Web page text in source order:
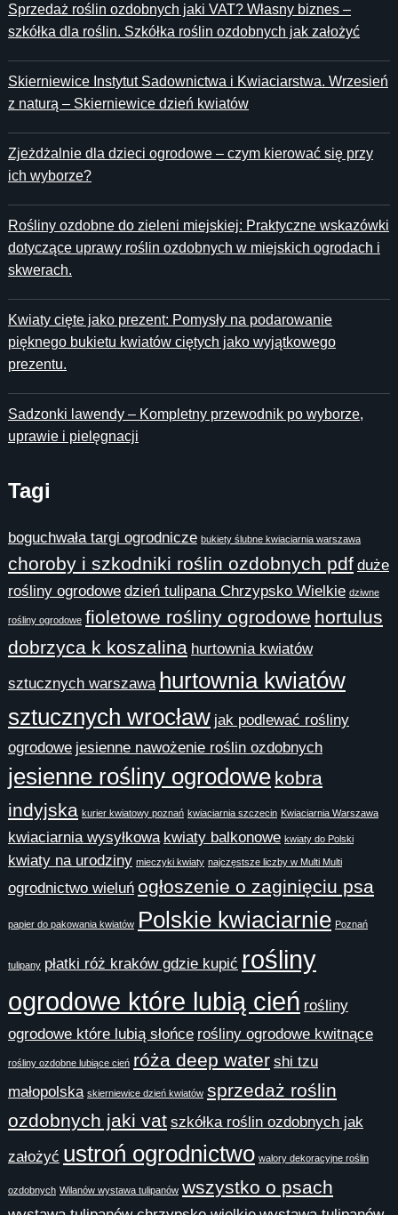
Sprzedaż roślin ozdobnych jaki VAT? Własny biznes –
szkółka dla roślin. Szkółka roślin ozdobnych jak założyć
Skierniewice Instytut Sadownictwa i Kwiaciarstwa. Wrzesień
z naturą – Skierniewice dzień kwiatów
Zjeżdżalnie dla dzieci ogrodowe – czym kierować się przy
ich wyborze?
Rośliny ozdobne do zieleni miejskiej: Praktyczne wskazówki
dotyczące uprawy roślin ozdobnych w miejskich ogrodach i
skwerach.
Kwiaty cięte jako prezent: Pomysły na podarowanie
pięknego bukietu kwiatów ciętych jako wyjątkowego
prezentu.
Sadzonki lawendy – Kompletny przewodnik po wyborze,
uprawie i pielęgnacji
Tagi
boguchwała targi ogrodnicze bukiety ślubne kwiaciarnia warszawa
choroby i szkodniki roślin ozdobnych pdf duże
rośliny ogrodowe dzień tulipana Chrzypsko Wielkie dziwne
rośliny ogrodowe fioletowe rośliny ogrodowe hortulus
dobrzyca k koszalina hurtownia kwiatów
sztucznych warszawa hurtownia kwiatów
sztucznych wrocław jak podlewać rośliny
ogrodowe jesienne nawożenie roślin ozdobnych
jesienne rośliny ogrodowe kobra
indyjska kurier kwiatowy poznań kwiaciarnia szczecin Kwiaciarnia Warszawa
kwiaciarnia wysyłkowa kwiaty balkonowe kwiaty do Polski
kwiaty na urodziny mieczyki kwiaty najczęstsze liczby w Multi Multi
ogrodnictwo wieluń ogłoszenie o zaginięciu psa
papier do pakowania kwiatów Polskie kwiaciarnie Poznań
tulipany płatki róż kraków gdzie kupić rośliny
ogrodowe które lubią cień rośliny
ogrodowe które lubią słońce rośliny ogrodowe kwitnące
rośliny ozdobne lubiące cień róża deep water shi tzu
małopolska skierniewice dzień kwiatów sprzedaż roślin
ozdobnych jaki vat szkółka roślin ozdobnych jak
założyć ustroń ogrodnictwo walory dekoracyjne roślin
ozdobnych Wilanów wystawa tulipanów wszystko o psach